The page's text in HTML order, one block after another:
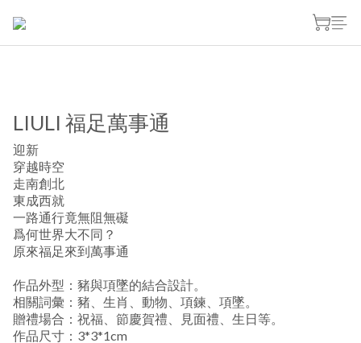
LIULI 福足萬事通
迎新
穿越時空
走南創北
東成西就
一路通行竟無阻無礙
爲何世界大不同？
原來福足來到萬事通
作品外型：豬與項墜的結合設計。
相關詞彙：豬、生肖、動物、項鍊、項墜。
贈禮場合：祝福、節慶賀禮、見面禮、生日等。
作品尺寸：3*3*1cm